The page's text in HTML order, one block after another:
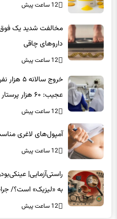
12 ساعت پیش
مخالفت شدید یک
داروهای چاقی
12 ساعت پیش
خروج
عجیب: ۶۰ هزار پرستار خانه‌نشین شدند؟
12 ساعت پیش
آمپول‌های لاغری
12 ساعت پیش
راستی‌آزمایی|
به «لیزیک» است؟/
می‌کنند؟
12 ساعت پیش